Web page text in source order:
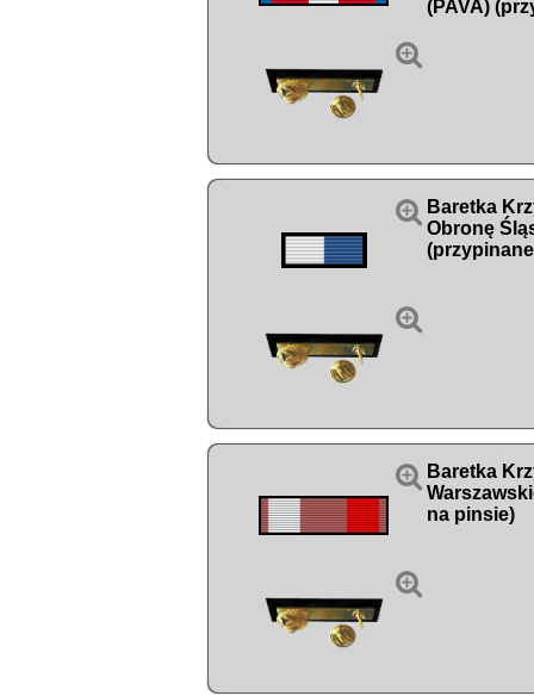

(PAVA)


Baretka
Obronę


Baretka
na pinsie)